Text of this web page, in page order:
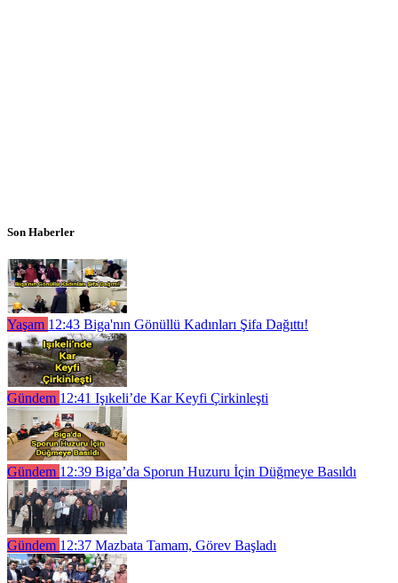
Son Haberler
Yaşam 12:43 Biga'nın Gönüllü Kadınları Şifa Dağıttı!
Gündem 12:41 Işıkeli’de Kar Keyfi Çirkinleşti
Gündem 12:39 Biga’da Sporun Huzuru İçin Düğmeye Basıldı
Gündem 12:37 Mazbata Tamam, Görev Başladı